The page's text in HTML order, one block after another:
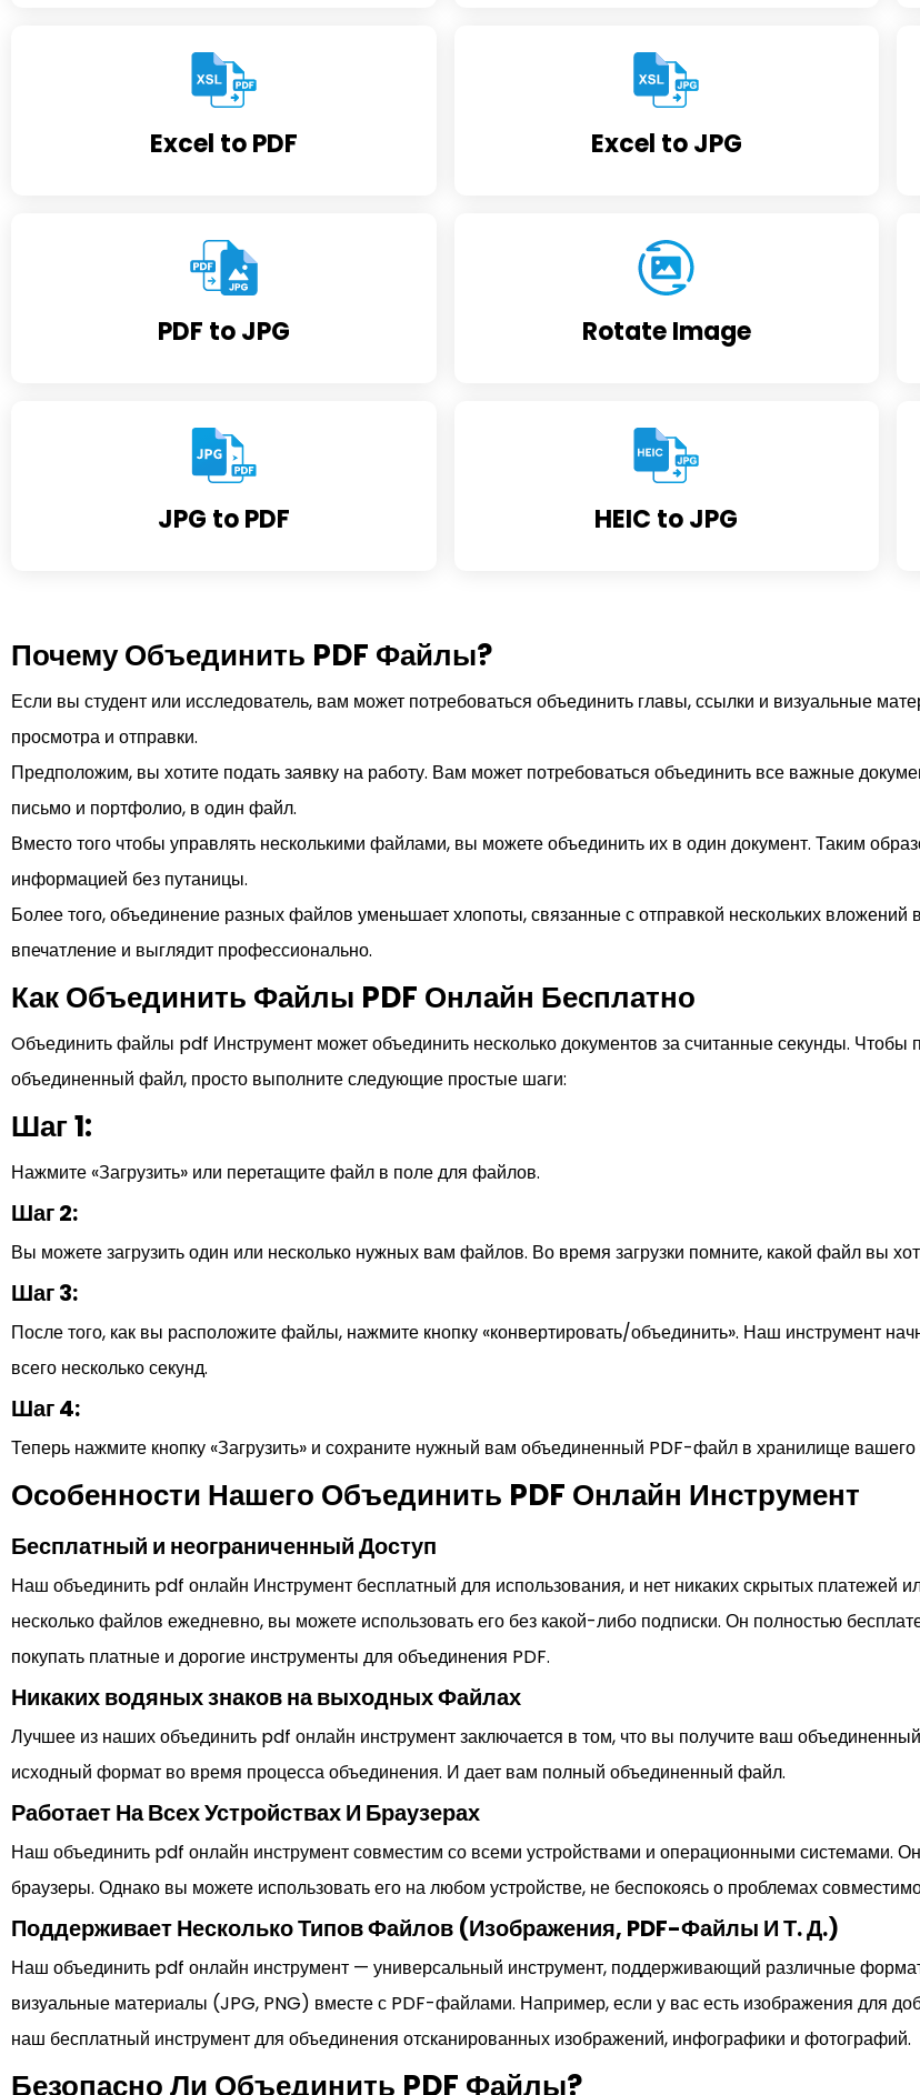
Excel to PDF Excel to JPG
PDF to JPG Rotate Image
JPG to PDF HEIC to JPG
Почему Объединить PDF Файлы?
Если вы студент или исследователь, вам может потребоваться объединить главы, ссылки и визуальные
просмотра и отправки.
Предположим, вы хотите подать заявку на работу. Вам может потребоваться объединить все важные
письмо и портфолио, в один файл.
Вместо того чтобы управлять несколькими файлами, вы можете объединить их в один документ. Таким
информацией без путаницы.
Более того, объединение разных файлов уменьшает хлопоты, связанные с отправкой нескольких вложений
впечатление и выглядит профессионально.
Как Объединить Файлы PDF Онлайн Бесплатно
Oбъединить файлы pdf Инструмент может объединить несколько документов за считанные секунды.
объединенный файл, просто выполните следующие простые шаги:
Шаг 1:
Нажмите «Загрузить» или перетащите файл в поле для файлов.
Шаг 2:
Вы можете загрузить один или несколько нужных вам файлов. Во время загрузки помните, какой файл вы
Шаг 3:
После того, как вы расположите файлы, нажмите кнопку «конвертировать/объединить». Наш инструмент
всего несколько секунд.
Шаг 4:
Теперь нажмите кнопку «Загрузить» и сохраните нужный вам объединенный PDF-файл в хранилище вашего
Особенности Нашего Объединить PDF Онлайн Инструмент
Бесплатный и неограниченный Доступ
Наш объединить pdf онлайн Инструмент бесплатный для использования, и нет никаких скрытых платежей
несколько файлов ежедневно, вы можете использовать его без какой-либо подписки. Он полностью
покупать платные и дорогие инструменты для объединения PDF.
Никаких водяных знаков на выходных Файлах
Лучшее из наших объединить pdf онлайн инструмент заключается в том, что вы получите ваш
исходный формат во время процесса объединения. И дает вам полный объединенный файл.
Работает На Всех Устройствах И Браузерах
Наш объединить pdf онлайн инструмент совместим со всеми устройствами и операционными системами.
браузеры. Однако вы можете использовать его на любом устройстве, не беспокоясь о проблемах
Поддерживает Несколько Типов Файлов (Изображения, PDF-Файлы И Т. Д.)
Наш объединить pdf онлайн инструмент — универсальный инструмент, поддерживающий различные
визуальные материалы (JPG, PNG) вместе с PDF-файлами. Например, если у вас есть изображения для
наш бесплатный инструмент для объединения отсканированных изображений, инфографики и фотографий.
Безопасно Ли Объединить PDF Файлы?